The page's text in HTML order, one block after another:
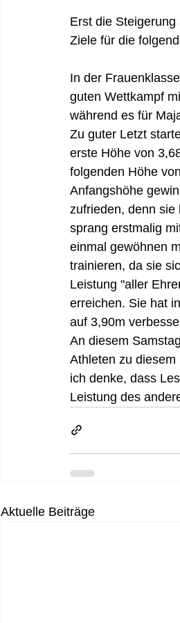
Erst die
Ziele für die
In der
guten Wettkampf
während es für
Zu guter Letzt
erste Höhe von
folgenden Höhe
Anfangshöhe
zufrieden, denn sie
sprang erstmalig
einmal gewöhnen
trainieren, da sie
Leistung "aller
erreichen. Sie hat
auf 3,90m
An diesem
Athleten zu
ich denke, dass
Leistung des
Aktuelle Beiträge